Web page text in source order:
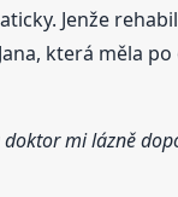
Jenže
která měla
doktor mi lázně